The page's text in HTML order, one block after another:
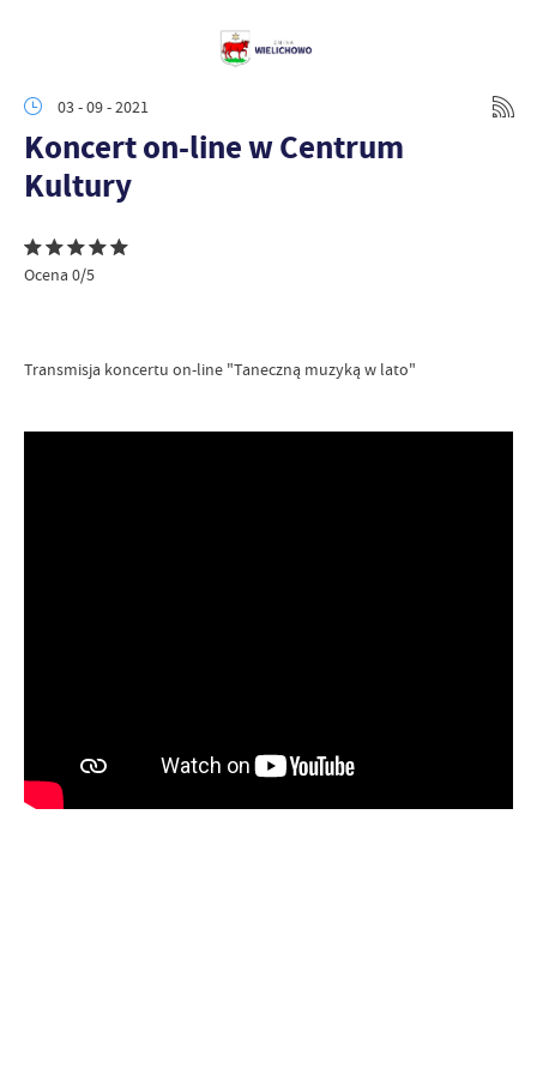
03 - 09 - 2021
Koncert on-line w Centrum
Kultury
Ocena 0/5
Transmisja koncertu on-line "Taneczną muzyką w lato"